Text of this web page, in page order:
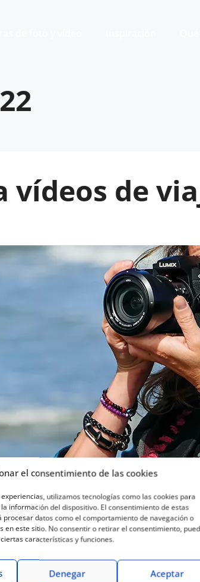
el consentimiento de las cookies
utilizamos tecnologías como las cookies para
información del dispositivo. El consentimiento de estas
datos como el comportamiento de navegación o
en este sitio. No consentir o retirar el consentimiento,
características y funciones.
Aceptar
Denegar
vídeos de